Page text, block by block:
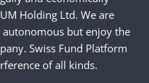
Holding Ltd. We are
but enjoy the
Swiss Fund Platform
of all kinds.